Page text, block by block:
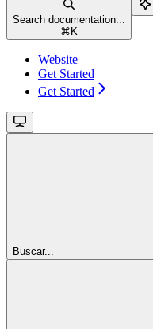
Search documentation...
⌘ K
Website
Get Started
Get Started
Buscar...